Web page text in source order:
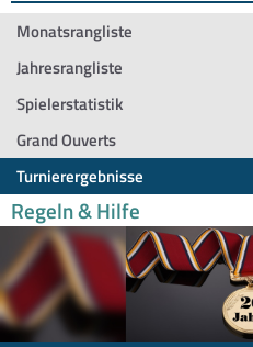
Monatsrangliste
Jahresrangliste
Spielerstatistik
Grand Ouverts
Turnierergebnisse
Regeln & Hilfe